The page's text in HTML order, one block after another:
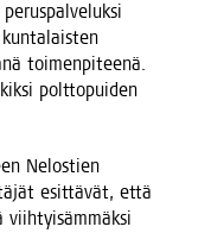
toi­men­pi­tee­nä.
polt­to­pui­den
Nelos­tien
esit­tä­vät, että
viih­tyi­säm­mäk­si